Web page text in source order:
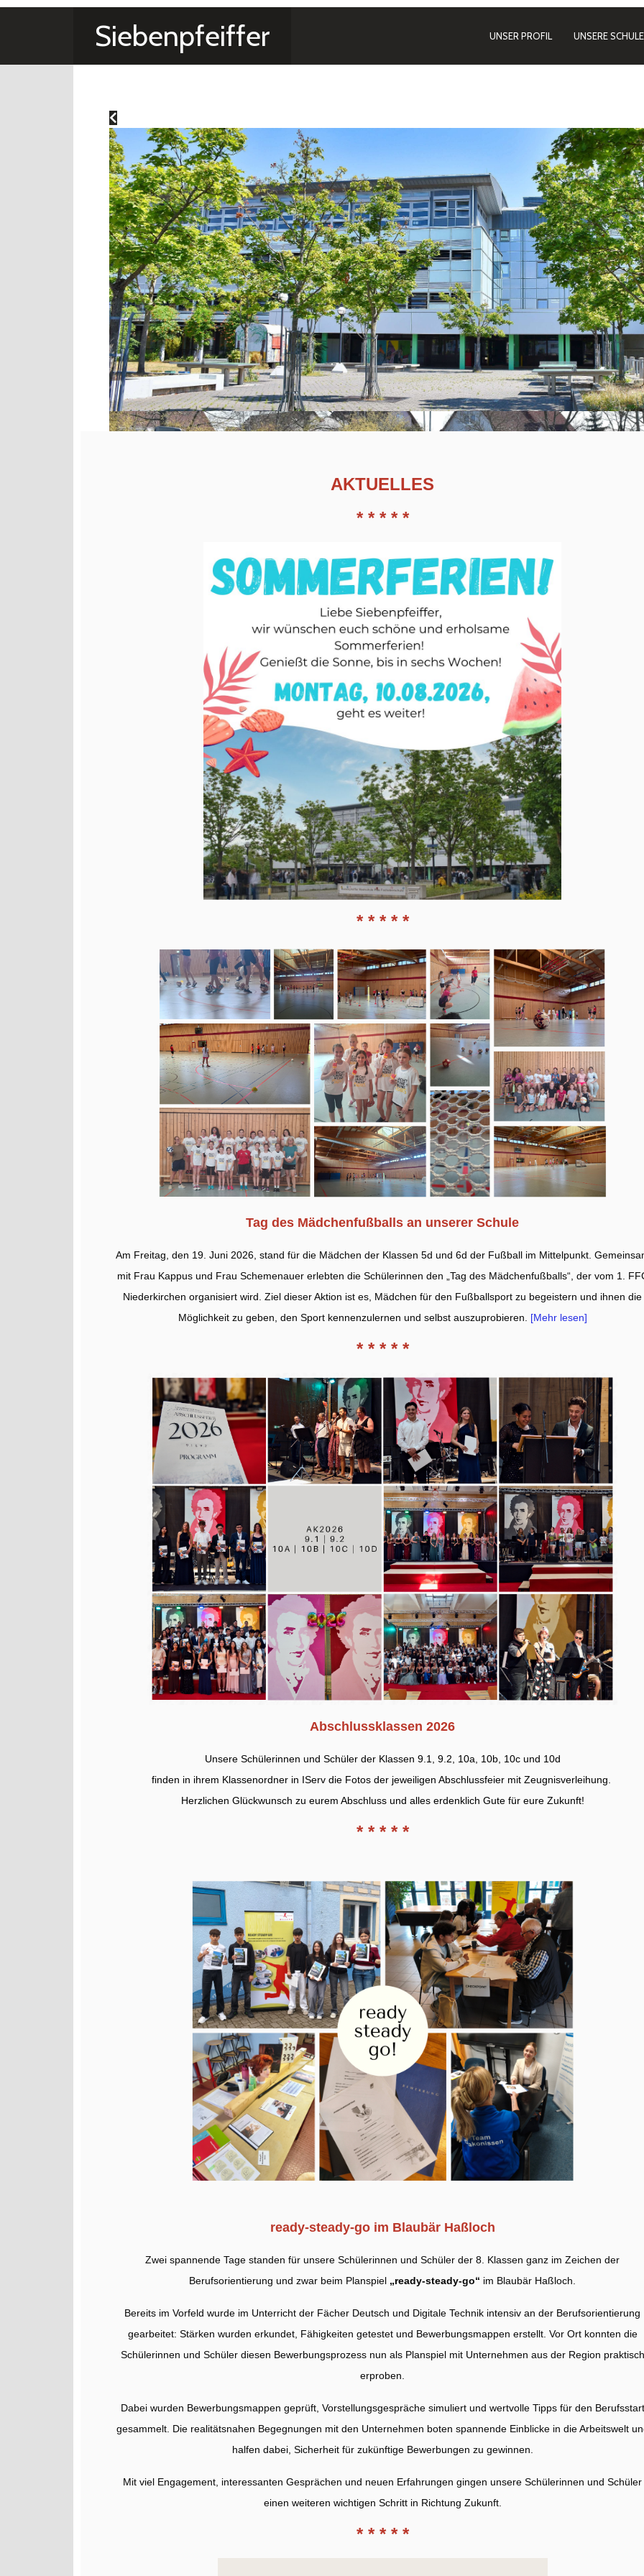
Siebenpfeiffer UNSER PROFIL UNSERE SCHULE
AKTUELLES
* * * * *
* * * * *
Tag des Mädchenfußballs an unserer Schule
Am Freitag, den 19. Juni 2026, stand für die Mädchen der Klassen 5d und 6d der Fußball im Mittelpunkt.
mit Frau Kappus und Frau Schemenauer erlebten die Schülerinnen den „Tag des Mädchenfußballs“, der vom 1.
Niederkirchen organisiert wird. Ziel dieser Aktion ist es, Mädchen für den Fußballsport zu begeistern und ihnen die
Möglichkeit zu geben, den Sport kennenzulernen und selbst auszuprobieren. [Mehr lesen]
* * * * *
Abschlussklassen 2026
Unsere Schülerinnen und Schüler der Klassen 9.1, 9.2, 10a, 10b, 10c und 10d
finden in ihrem Klassenordner in IServ die Fotos der jeweiligen Abschlussfeier mit Zeugnisverleihung.
Herzlichen Glückwunsch zu eurem Abschluss und alles erdenklich Gute für eure Zukunft!
* * * * *
ready-steady-go im Blaubär Haßloch
Zwei spannende Tage standen für unsere Schülerinnen und Schüler der 8. Klassen ganz im Zeichen der
Berufsorientierung und zwar beim Planspiel „ready-steady-go“ im Blaubär Haßloch.
Bereits im Vorfeld wurde im Unterricht der Fächer Deutsch und Digitale Technik intensiv an der Berufsorientierung
gearbeitet: Stärken wurden erkundet, Fähigkeiten getestet und Bewerbungsmappen erstellt. Vor Ort konnten die
Schülerinnen und Schüler diesen Bewerbungsprozess nun als Planspiel mit Unternehmen aus der Region praktisch
erproben.
Dabei wurden Bewerbungsmappen geprüft, Vorstellungsgespräche simuliert und wertvolle Tipps für den Berufsstart
gesammelt. Die realitätsnahen Begegnungen mit den Unternehmen boten spannende Einblicke in die Arbeitswelt
halfen dabei, Sicherheit für zukünftige Bewerbungen zu gewinnen.
Mit viel Engagement, interessanten Gesprächen und neuen Erfahrungen gingen unsere Schülerinnen und Schüler
einen weiteren wichtigen Schritt in Richtung Zukunft.
* * * * *